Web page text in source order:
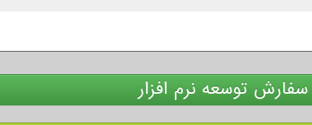
سفارش توسعه نرم افزار